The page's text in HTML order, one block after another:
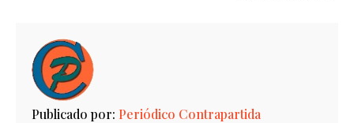
Publicado por: Periódico Contrapartida